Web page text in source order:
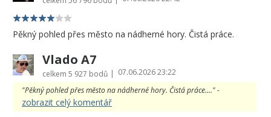
Pěkný pohled přes město na nádherné hory. Čistá práce.
Vlado A7
celkem 5 927 bodů | 07.06.2026 23:22
"Pěkný pohled přes město na nádherné hory. Čistá práce...." -
zobrazit celý komentář